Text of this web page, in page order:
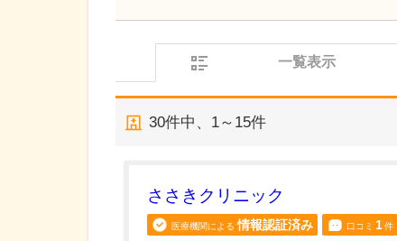
一覧表示
30件中、 1～15件
ささきクリニック
医療機関による 情報認証済み 口コミ 1件